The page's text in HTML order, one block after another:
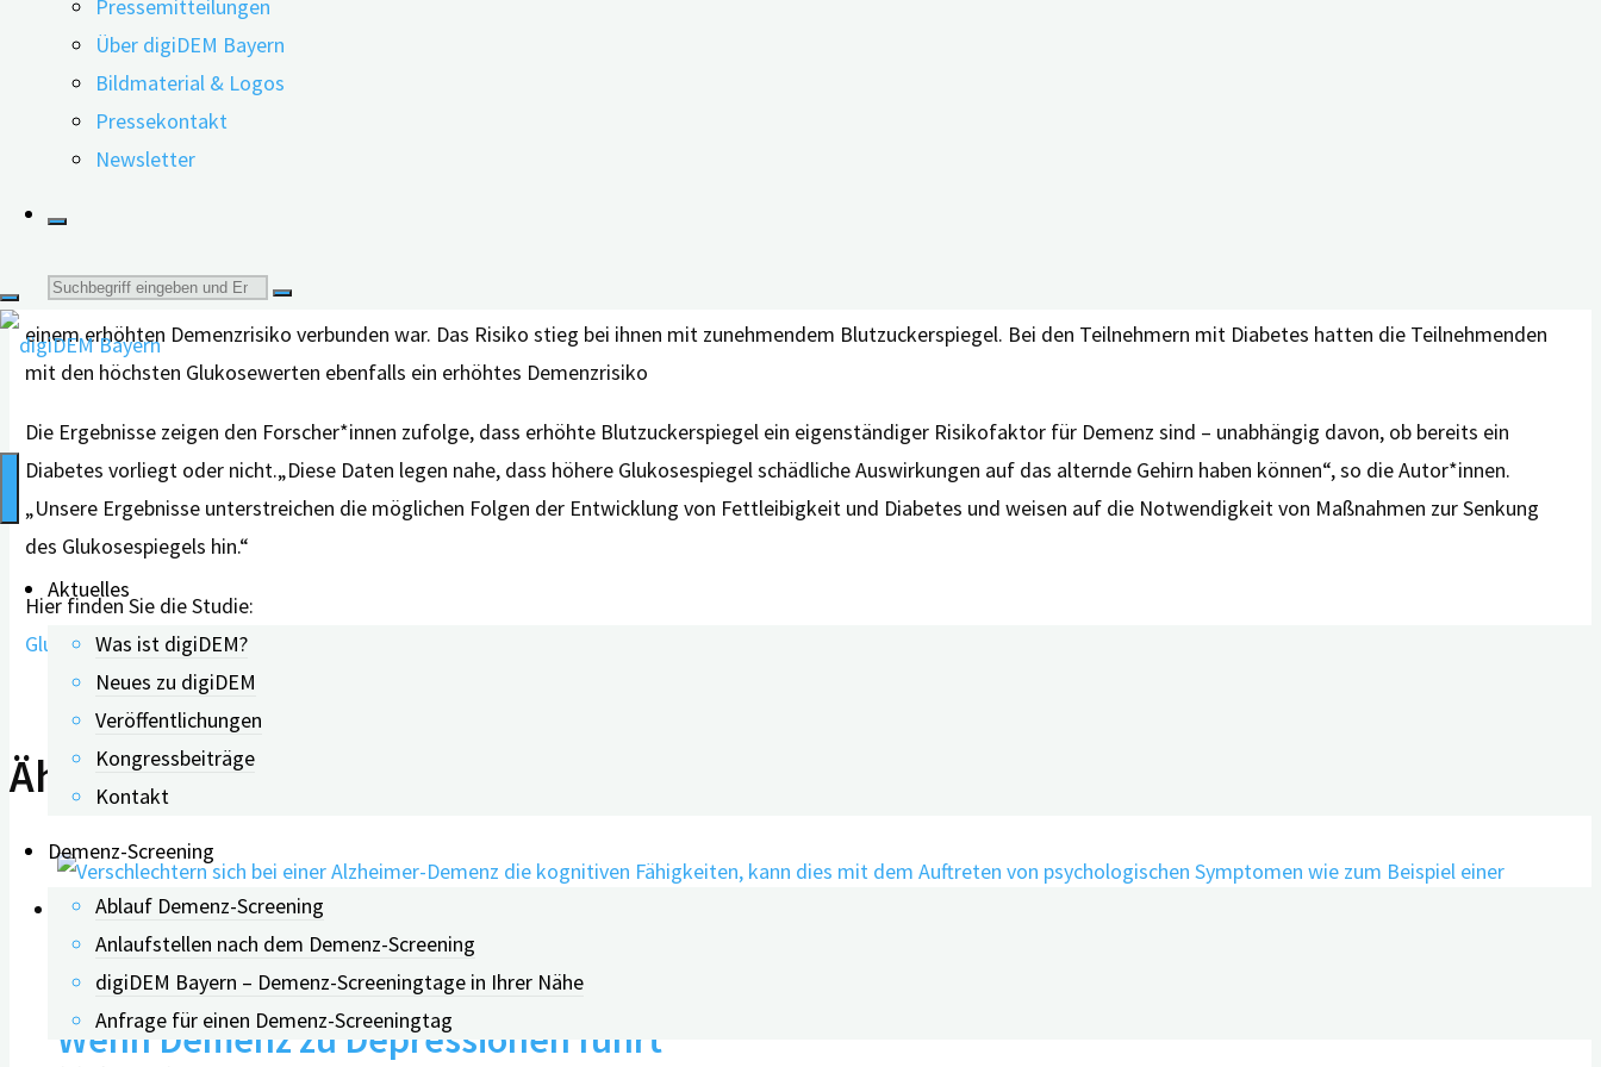
Pressemitteilungen
Über digiDEM Bayern
Bildmaterial & Logos
Pressekontakt
Newsletter
Suche
nach:
Aktuelles
Was ist digiDEM?
Neues zu digiDEM
Veröffentlichungen
Kongressbeiträge
Kontakt
Demenz-Screening
Ablauf Demenz-Screening
Anlaufstellen nach dem Demenz-Screening
digiDEM Bayern – Demenz-Screeningtage in Ihrer Nähe
Anfrage für einen Demenz-Screeningtag
Die Entwicklung des geistigen Zustands der Teilnehmenden untersuchten die Forscher*innen mittels eines etablierten Demenz-Testverfahren. Zudem erhoben sie eine Reihe
von personen- und gesundheitsbezogenen Angaben wie Alter, Geschlecht, Bildungsgrad, körperliche Aktivität, Blutdruck sowie Blutdruck-Behandlung, koronare
Herzkrankheit, Vorhofflimmern und Rauchen.
Die Wissenschaftler*innen fanden heraus, dass bei den Personen ohne Diabetes ein höherer durchschnittlicher Blutzuckerspiegel in den vorangegangenen fünf Jahren mit
einem erhöhten Demenzrisiko verbunden war. Das Risiko stieg bei ihnen mit zunehmendem Blutzuckerspiegel. Bei den Teilnehmern mit Diabetes hatten die Teilnehmenden
mit den höchsten Glukosewerten ebenfalls ein erhöhtes Demenzrisiko
Die Ergebnisse zeigen den Forscher*innen zufolge, dass erhöhte Blutzuckerspiegel ein eigenständiger Risikofaktor für Demenz sind – unabhängig davon, ob bereits ein
Diabetes vorliegt oder nicht.„Diese Daten legen nahe, dass höhere Glukosespiegel schädliche Auswirkungen auf das alternde Gehirn haben können“, so die Autor*innen.
„Unsere Ergebnisse unterstreichen die möglichen Folgen der Entwicklung von Fettleibigkeit und Diabetes und weisen auf die Notwendigkeit von Maßnahmen zur Senkung
des Glukosespiegels hin.“
Hier finden Sie die Studie:
Glucose Levels ans Risk of Dementia
Ähnliche Beiträge
Wenn Demenz zu Depressionen führt